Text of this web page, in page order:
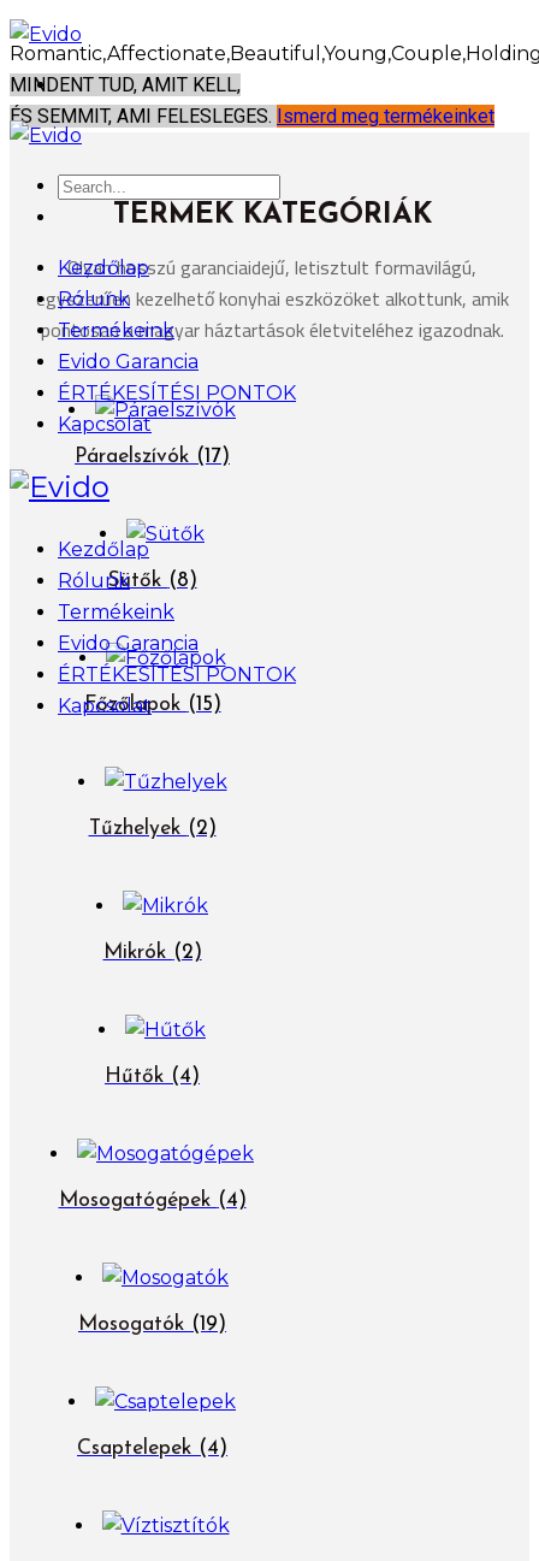
Kezdőlap
Rólunk
Termékeink
Evido Garancia
ÉRTÉKESÍTÉSI PONTOK
Kapcsolat
Kezdőlap
Rólunk
Termékeink
Evido Garancia
ÉRTÉKESÍTÉSI PONTOK
Kapcsolat
MINDENT TUD, AMIT KELL,
ÉS SEMMIT, AMI FELESLEGES. Ismerd meg termékeinket
TERMÉK KATEGÓRIÁK
Olyan hosszú garanciaidejű, letisztult formavilágú,
egyszerűen kezelhető konyhai eszközöket alkottunk, amik
pontosan a magyar háztartások életviteléhez igazodnak.
Páraelszívók (17)
Sütők (8)
Főzőlapok (15)
Tűzhelyek (2)
Mikrók (2)
Hűtők (4)
Mosogatógépek (4)
Mosogatók (19)
Csaptelepek (4)